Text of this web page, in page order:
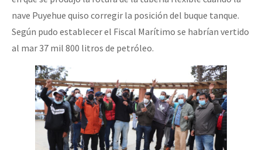
nave Puyehue quiso corregir la posición del buque tanque.
Según pudo establecer el Fiscal Marítimo se habrían vertido
al mar 37 mil 800 litros de petróleo.